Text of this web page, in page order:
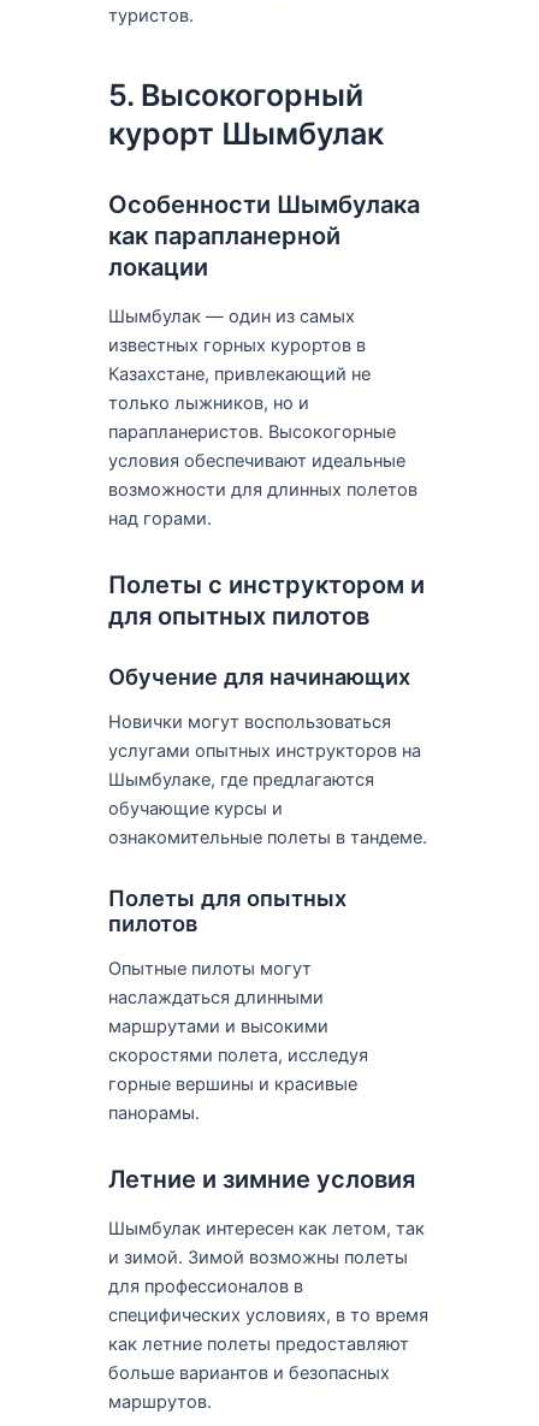
туристов.
5. Высокогорный
курорт Шымбулак
Особенности Шымбулака
как парапланерной
локации
Шымбулак — один из самых
известных горных курортов в
Казахстане, привлекающий не
только лыжников, но и
парапланеристов. Высокогорные
условия обеспечивают идеальные
возможности для длинных полетов
над горами.
Полеты с инструктором и
для опытных пилотов
Обучение для начинающих
Новички могут воспользоваться
услугами опытных инструкторов на
Шымбулаке, где предлагаются
обучающие курсы и
ознакомительные полеты в тандеме.
Полеты для опытных
пилотов
Опытные пилоты могут
наслаждаться длинными
маршрутами и высокими
скоростями полета, исследуя
горные вершины и красивые
панорамы.
Летние и зимние условия
Шымбулак интересен как летом, так
и зимой. Зимой возможны полеты
для профессионалов в
специфических условиях, в то время
как летние полеты предоставляют
больше вариантов и безопасных
маршрутов.